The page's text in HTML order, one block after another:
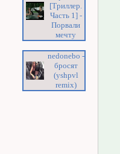
[Триллер.
Часть 1] -
Порвали
мечту
nedonebo -
бросят
(yshpvl
remix)